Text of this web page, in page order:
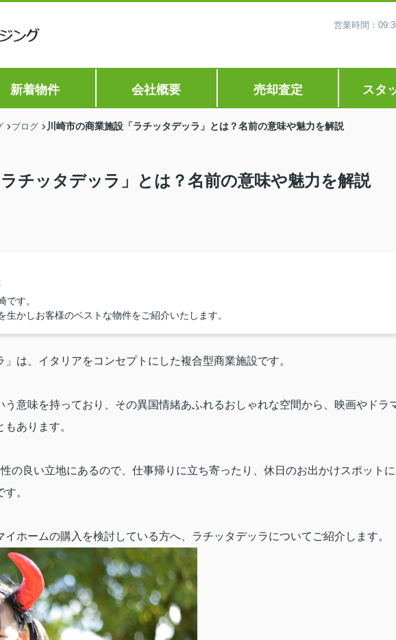
営業時間：
新着物件 会社概要 売却査定 スタ
ブログ 川崎市の商業施設「ラチッタデッラ」とは？名前の意味や魅力を解説
チッタデッラ」とは？名前の意味や魅力を解説
です。
生かしお客様のベストな物件をご紹介いたします。
は、イタリアをコンセプトにした複合型商業施設です。
う意味を持っており、その異国情緒あふれるおしゃれな空間から、映画やドラ
あります。
の良い立地にあるので、仕事帰りに立ち寄ったり、休日のお出かけスポットに
。
ホームの購入を検討している方へ、ラチッタデッラについてご紹介します。